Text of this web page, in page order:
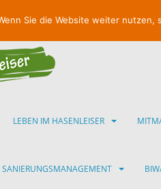
LEBEN IM HASENLEISER
SANIERUNGSMANAGEMENT
Sie die Website weiter nutzen,